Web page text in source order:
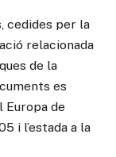
cedides per la
relacionada
de la
es
Europa de
i l’estada a la